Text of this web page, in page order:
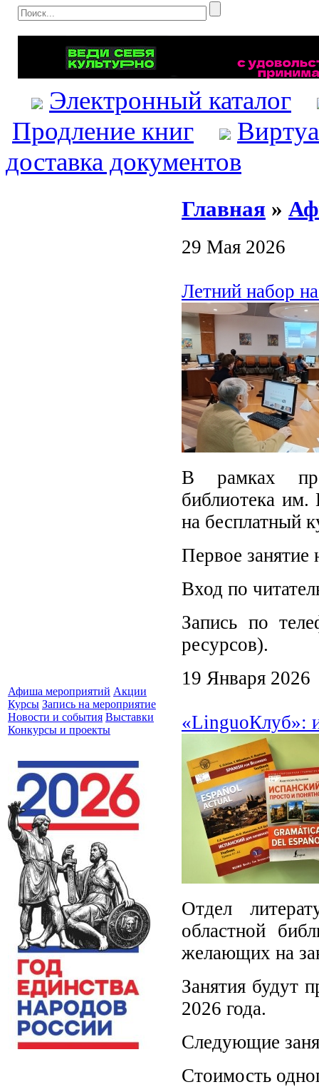
Электронный каталог
Продление книг
доставка документов
Афиша мероприятий Акции
Курсы Запись на мероприятие
Новости и события Выставки
Конкурсы и проекты
Главная »
29 Мая 2026
Летний набор
В рамках
библиотека
на бесплатный
Первое занятие
Вход по
Запись по
ресурсов).
19 Января 2026
«LinguoКлуб»:
Отдел
областной
желающих на
Занятия будут
2026 года.
Следующие
Стоимость